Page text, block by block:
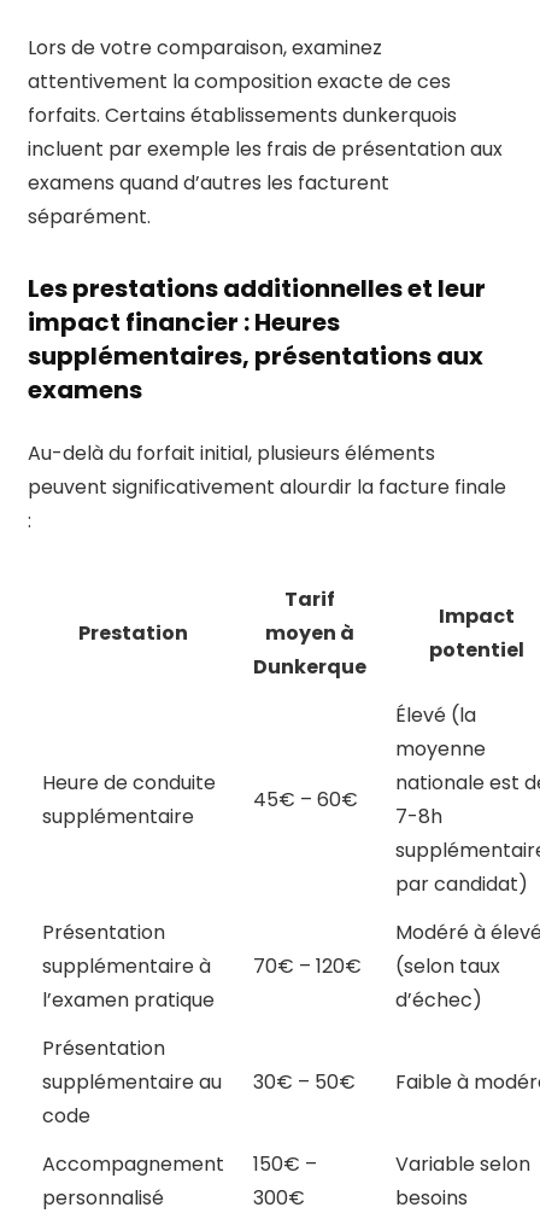
Lors de votre comparaison, examinez
attentivement la composition exacte de ces
forfaits. Certains établissements dunkerquois
incluent par exemple les frais de présentation aux
examens quand d’autres les facturent
séparément.
Les prestations additionnelles et leur
impact financier : Heures
supplémentaires, présentations aux
examens
Au-delà du forfait initial, plusieurs éléments
peuvent significativement alourdir la facture finale
:
Prestation
Tarif
moyen à
Dunkerque
Impact
potentiel
Heure de conduite
supplémentaire
45€ – 60€
Élevé (la
moyenne
nationale est
7-8h
par candidat)
Présentation
supplémentaire à
l’examen pratique
70€ – 120€
Modéré à
(selon taux
d’échec)
Présentation
supplémentaire au
code
30€ – 50€ Faible à
Accompagnement
personnalisé
150€ –
300€
Variable selon
besoins